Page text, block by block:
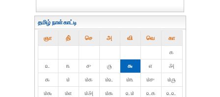
தமிழ் நாள்காட்டி
ஞா தி் செ அ வி வெ கா
௧
௨
௩ ௪ ௫ ௬ ௭
௮
௯
௰ ௰௧ ௰௨ ௰௩ ௰௪
௰௫
௰௬
௰௭ ௰௮ ௰௯ ௨௰ ௨௧
௨௨